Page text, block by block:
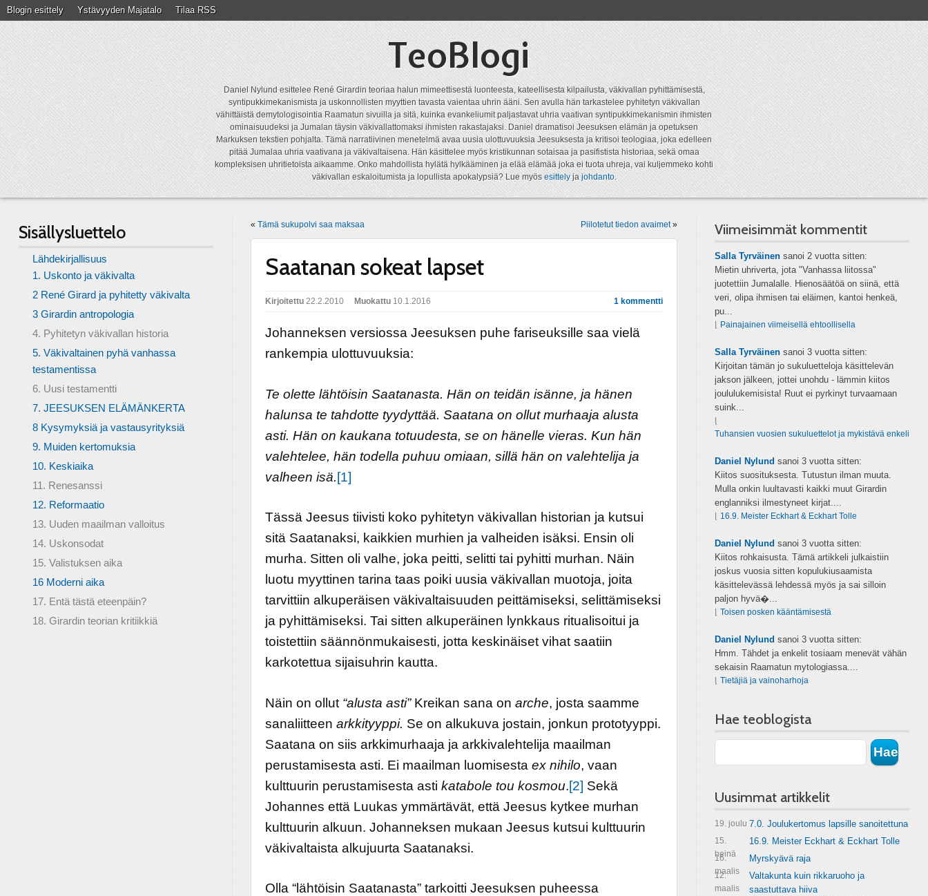
Blogin esittely Ystävyyden Majatalo Tilaa RSS
TeoBlogi
Daniel Nylund esittelee René Girardin teoriaa halun mimeettisestä luonteesta, kateellisesta kilpailusta, väkivallan pyhittämisestä,
syntipukkimekanismista ja uskonnollisten myyttien tavasta vaientaa uhrin ääni. Sen avulla hän tarkastelee pyhitetyn väkivallan
vähittäistä demytologisointia Raamatun sivuilla ja sitä, kuinka evankeliumit paljastavat uhria vaativan syntipukkimekanismin ihmisten
ominaisuudeksi ja Jumalan täysin väkivallattomaksi ihmisten rakastajaksi. Daniel dramatisoi Jeesuksen elämän ja opetuksen
Markuksen tekstien pohjalta. Tämä narratiivinen menetelmä avaa uusia ulottuvuuksia Jeesuksesta ja kritisoi teologiaa, joka edelleen
pitää Jumalaa uhria vaativana ja väkivaltaisena. Hän käsittelee myös kristikunnan sotaisaa ja pasifistista historiaa, sekä omaa
kompleksisen uhritietoista aikaamme. Onko mahdollista hylätä hylkääminen ja elää elämää joka ei tuota uhreja, vai kuljemmeko kohti
väkivallan eskaloitumista ja lopullista apokalypsiä? Lue myösesittelyjajohdanto.
« Tämä sukupolvi saa maksaa Piilotetut tiedon avaimet»
Saatanan sokeat lapset
1 kommentti
Kirjoitettu22.2.2010 Muokattu10.1.2016
Johanneksen versiossa Jeesuksen puhe fariseuksille saa vielä
rankempia ulottuvuuksia:
Te olette lähtöisin Saatanasta. Hän on teidän isänne, ja hänen
halunsa te tahdotte tyydyttää. Saatana on ollut murhaaja alusta
asti. Hän on kaukana totuudesta, se on hänelle vieras. Kun hän
valehtelee, hän todella puhuu omiaan, sillä hän on valehtelija ja
valheen isä.[1]
Tässä Jeesus tiivisti koko pyhitetyn väkivallan historian ja kutsui
sitä Saatanaksi, kaikkien murhien ja valheiden isäksi. Ensin oli
murha. Sitten oli valhe, joka peitti, selitti tai pyhitti murhan. Näin
luotu myyttinen tarina taas poiki uusia väkivallan muotoja, joita
tarvittiin alkuperäisen väkivaltaisuuden peittämiseksi, selittämiseksi
ja pyhittämiseksi. Tai sitten alkuperäinen lynkkaus ritualisoitui ja
toistettiin säännönmukaisesti, jotta keskinäiset vihat saatiin
karkotettua sijaisuhrin kautta.
Näin on ollut “alusta asti” Kreikan sana on arche, josta saamme
sanaliitteen arkkityyppi. Se on alkukuva jostain, jonkun prototyyppi.
Saatana on siis arkkimurhaaja ja arkkivalehtelija maailman
perustamisesta asti. Ei maailman luomisesta ex nihilo, vaan
kulttuurin perustamisesta asti katabole tou kosmou.[2] Sekä
Johannes että Luukas ymmärtävät, että Jeesus kytkee murhan
kulttuurin alkuun. Johanneksen mukaan Jeesus kutsui kulttuurin
väkivaltaista alkujuurta Saatanaksi.
Olla “lähtöisin Saatanasta” tarkoitti Jeesuksen puheessa
Sisällysluettelo
Lähdekirjallisuus
1. Uskonto ja väkivalta
2 René Girard ja pyhitetty väkivalta
3 Girardin antropologia
4. Pyhitetyn väkivallan historia
5. Väkivaltainen pyhä vanhassa
testamentissa
6. Uusi testamentti
7. JEESUKSEN ELÄMÄNKERTA
8 Kysymyksiä ja vastausyrityksiä
9. Muiden kertomuksia
10. Keskiaika
11. Renesanssi
12. Reformaatio
13. Uuden maailman valloitus
14. Uskonsodat
15. Valistuksen aika
16 Moderni aika
17. Entä tästä eteenpäin?
18. Girardin teorian kritiikkiä
Viimeisimmät kommentit
Salla Tyrväinensanoi 2 vuotta sitten:
Mietin uhriverta, jota "Vanhassa liitossa"
juotettiin Jumalalle. Hienosäätöä on siinä, että
veri, olipa ihmisen tai eläimen, kantoi henkeä,
pu...
Painajainen viimeisellä ehtoollisella
Salla Tyrväinensanoi 3 vuotta sitten:
Kirjoitan tämän jo sukuluetteloja käsittelevän
jakson jälkeen, jottei unohdu - lämmin kiitos
joululukemisista! Ruut ei pyrkinyt turvaamaan
suink...
Tuhansien vuosien sukuluettelot ja mykistävä enkeli
Daniel Nylund sanoi 3 vuotta sitten:
Kiitos suosituksesta. Tutustun ilman muuta.
Mulla onkin luultavasti kaikki muut Girardin
englanniksi ilmestyneet kirjat....
16.9. Meister Eckhart & Eckhart Tolle
Daniel Nylund sanoi 3 vuotta sitten:
Kiitos rohkaisusta. Tämä artikkeli julkaistiin
joskus vuosia sitten kopulukiusaamista
käsittelevässä lehdessä myös ja sai silloin
paljon hyvä�...
Toisen posken kääntämisestä
Daniel Nylund sanoi 3 vuotta sitten:
Hmm. Tähdet ja enkelit tosiaam menevät vähän
sekaisin Raamatun mytologiassa....
Tietäjiä ja vainoharhoja
Hae teoblogista
Uusimmat artikkelit
19. joulu 7.0. Joulukertomus lapsille sanoitettuna
15.
heinä
16.9. Meister Eckhart & Eckhart Tolle
16.
maalis
Myrskyävä raja
12.
maalis
Valtakunta kuin rikkaruoho ja
saastuttava hiiva